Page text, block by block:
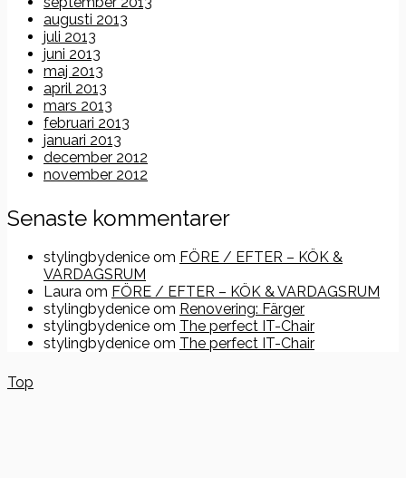
augusti 2013
juli 2013
juni 2013
maj 2013
april 2013
mars 2013
februari 2013
januari 2013
december 2012
november 2012
Senaste kommentarer
stylingbydenice om FÖRE / EFTER – KÖK &
VARDAGSRUM
Laura om FÖRE / EFTER – KÖK & VARDAGSRUM
stylingbydenice om Renovering: Färger
stylingbydenice om The perfect IT-Chair
stylingbydenice om The perfect IT-Chair
Top